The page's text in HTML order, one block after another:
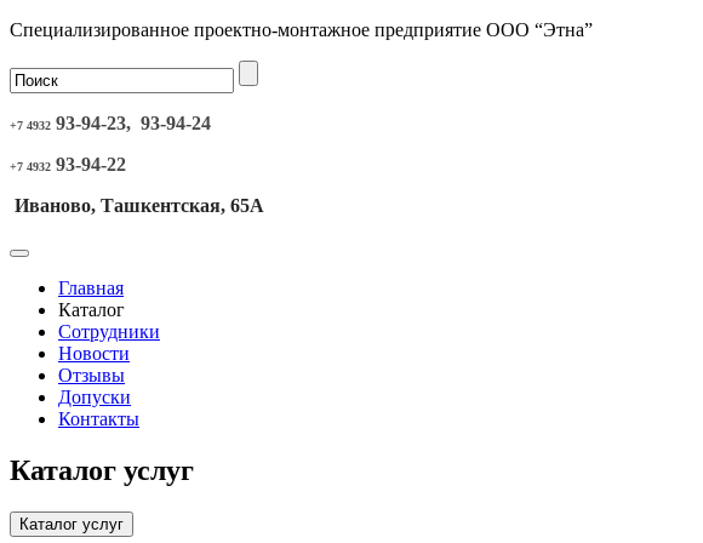
Специализированное проектно-монтажное предприятие ООО “Этна”
+7 4932 93-94-23, 93-94-24
+7 4932 93-94-22
Иваново, Ташкентская, 65А
Главная
Каталог
Сотрудники
Новости
Отзывы
Допуски
Контакты
Каталог услуг
Каталог услуг